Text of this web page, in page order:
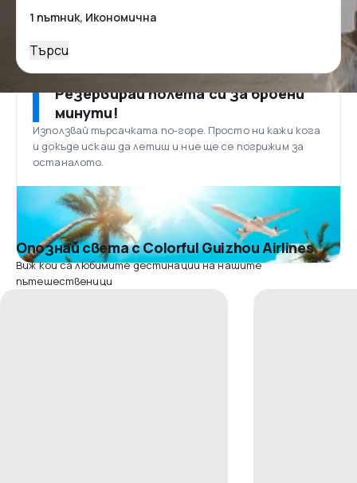
Търси
Резервирай полета си за броени
минути!
Използвай търсачката по-горе. Просто ни кажи кога
и докъде искаш да летиш и ние ще се погрижим за
останалото.
Опознай света с Colorful Guizhou Airlines
Виж кои са любимите дестинации на нашите
пътешественици